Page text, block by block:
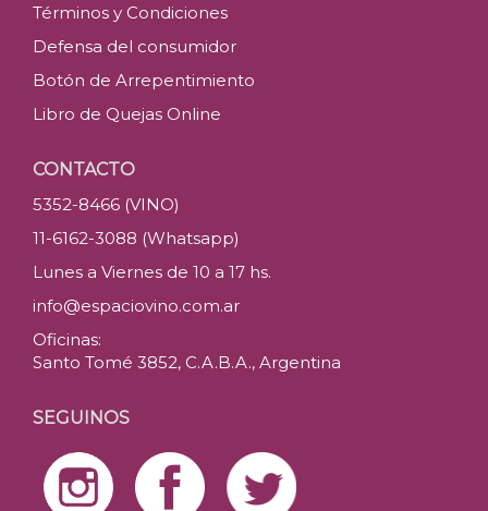
Términos y Condiciones
Defensa del consumidor
Botón de Arrepentimiento
Libro de Quejas Online
CONTACTO
5352-8466 (VINO)
11-6162-3088 (Whatsapp)
Lunes a Viernes de 10 a 17 hs.
info@espaciovino.com.ar
Oficinas:
Santo Tomé 3852, C.A.B.A., Argentina
SEGUINOS